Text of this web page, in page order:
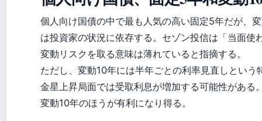
個人向け国債の中で最も人気の高い固定5年だが、
は投資家の状況に依存する。セゾン投信は「当面
変動リスクを取る意味は薄れていると指摘する。
ただし、変動10年には半年ごとの利率見直しという
金星上昇局面では受取利息が増加する可能性がある
変動10年のほうが有利になり得る。